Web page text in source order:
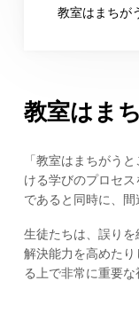
教室はまちが
教室はま
「教室はまちがう
ける学びのプロセ
であると同時に、間
生徒たちは、誤り
解決能力を高めたり
る上で非常に重要な